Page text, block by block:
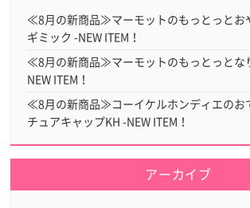
≪8月の新商品≫マーモットのもっとっとお
ギミック -NEW ITEM！
≪8月の新商品≫マーモットのもっとっとな
NEW ITEM！
≪8月の新商品≫コーイケルホンディエのお
チュアキャップKH -NEW ITEM！
アーカイブ